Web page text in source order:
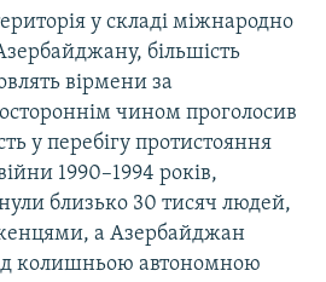
у складі міжнародно
більшість
вірмени за
чином проголосив
у перебігу протистояння
1990–1994 років,
близько 30 тисяч людей,
а Азербайджан
колишньою автономною